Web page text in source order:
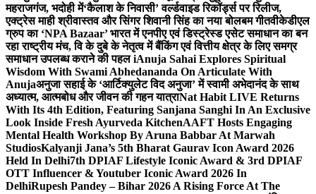
महराजगंज, भदोही में‘कैलाश के निवासी’ वर्ल्डवाइड रिकॉर्ड्स पर रिलीज,
एक्ट्रेस माही श्रीवास्तव और सिंगर शिवानी सिंह का नया बोलबम गीतवीकेडीएल
ग्रुप का ‘NPA Bazaar’ भारत में एनपीए एवं डिस्ट्रेस्ड एसेट समाधान का बन
रहा राष्ट्रीय मंच, वि के दुबे के नेतृत्व में बैंकिंग एवं वित्तीय क्षेत्र के लिए समग्र
समाधान उपलब्ध कराने की पहल iAnuja Sahai Explores Spiritual
Wisdom With Swami Abhedananda On Articulate With
Anujaअनुजा सहाई के ‘आर्टिक्युलेट विद अनुजा’ में स्वामी अभेदानंद के साथ
अध्यात्म, आत्मबोध और जीवन की गहन यात्राNat Habit LIVE Returns
With Its 4th Edition, Featuring Sanjana Sanghi In An Exclusive
Look Inside Fresh Ayurveda KitchenAAFT Hosts Engaging
Mental Health Workshop By Aruna Babbar At Marwah
StudiosKalyanji Jana’s 5th Bharat Gaurav Icon Award 2026
Held In Delhi7th DPIAF Lifestyle Iconic Award & 3rd DPIAF
OTT Influencer & Youtuber Iconic Award 2026 In
DelhiRupesh Pandey – Bihar 2026 A Rising Force At The